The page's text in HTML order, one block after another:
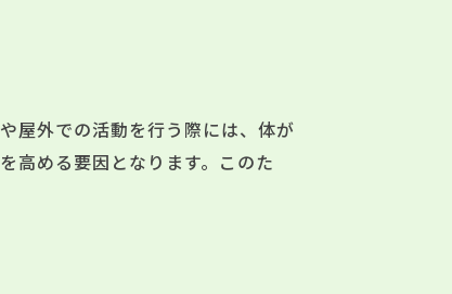
屋外での活動を行う際には、体が
高める要因となります。このた